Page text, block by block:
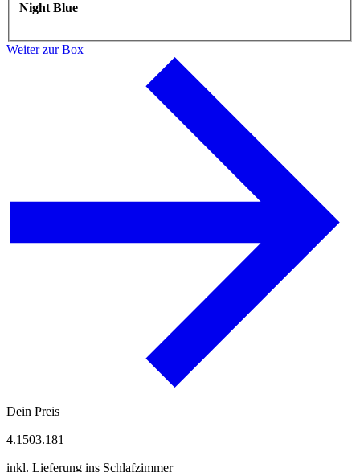
Night Blue
Weiter zur Box
Dein Preis
4.1503.181
inkl. Lieferung ins Schlafzimmer